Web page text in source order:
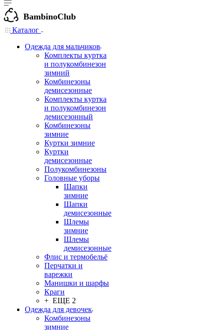
BambinoClub
Каталог
Одежда для мальчиков
Комплекты куртка
и полукомбинезон
зимний
Комбинезоны
демисезонные
Комплекты куртка
и полукомбинезон
демисезонный
Комбинезоны
зимние
Куртки зимние
Куртки
демисезонные
Полукомбинезоны
Головные уборы
Шапки
зимние
Шапки
демисезонные
Шлемы
зимние
Шлемы
демисезонные
Флис и термобельё
Перчатки и
варежки
Манишки и шарфы
Краги
+ ЕЩЕ 2
Одежда для девочек
Комбинезоны
зимние